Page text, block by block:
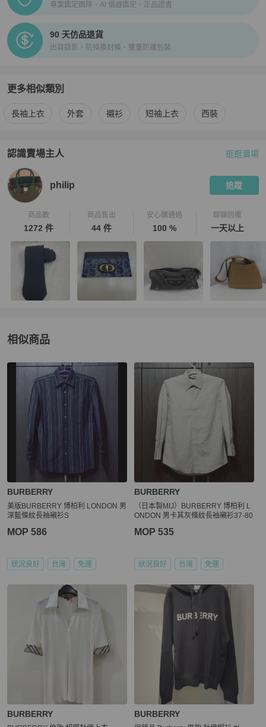
專業鑑定團隊、AI 儀器鑑定、正品證書
90 天仿品退貨
出貨錄影、防掉換封條、雙重防護包裝
更多相似類別
更多BURBERRY男裝 相似商品推薦
長袖上衣 外套 襯衫 短袖上衣 西裝
認識賣場主人
PopChill 拍拍圈嚴選賣家
逛逛賣場
philip 追蹤
商品數
1272 件
商品售出
44 件
安心購通過
100 %
聊聊回覆
一天以上
相似商品
更多相似BURBERRY男裝推薦精品
BURBERRY
美版BURBERRY 博柏利 LONDON 男
深藍條紋長袖襯衫S
MOP 586
狀況良好 台灣 免運
BURBERRY
（日本製MIJ）BURBERRY 博柏利 L
ONDON 男卡其灰條紋長袖襯衫37-80
MOP 535
狀況良好 台灣 免運
BURBERRY BURBERRY